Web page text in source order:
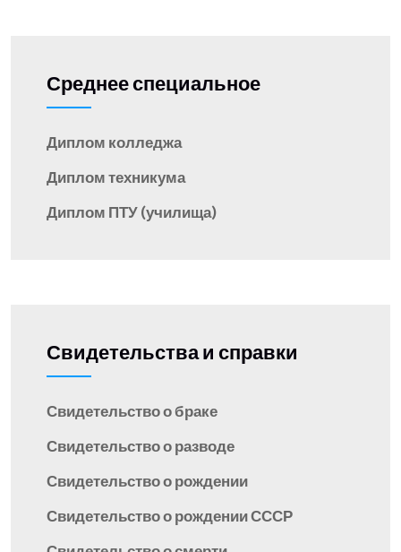
Среднее специальное
Диплом колледжа
Диплом техникума
Диплом ПТУ (училища)
Свидетельства и справки
Свидетельство о браке
Свидетельство о разводе
Свидетельство о рождении
Свидетельство о рождении СССР